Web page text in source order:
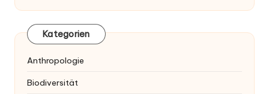
Kategorien
Anthropologie
Biodiversität